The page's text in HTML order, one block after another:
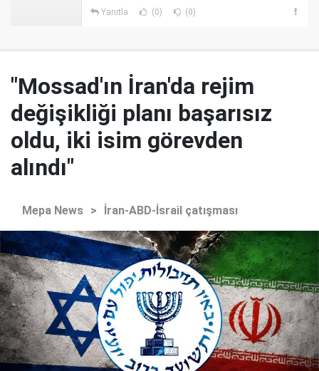
Yanıtla (0) (0)
"Mossad'ın İran'da rejim
değişikliği planı başarısız
oldu, iki isim görevden
alındı"
Mepa News > İran-ABD-İsrail çatışması